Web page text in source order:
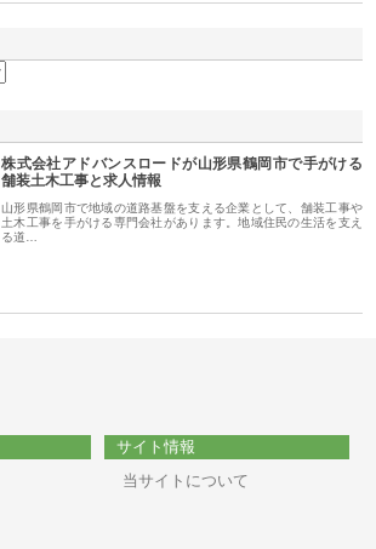
株式会社アドバンスロードが山形県鶴岡市で手がける
舗装土木工事と求人情報
山形県鶴岡市で地域の道路基盤を支える企業として、舗装工事や
土木工事を手がける専門会社があります。地域住民の生活を支え
る道…
サイト情報
当サイトについて